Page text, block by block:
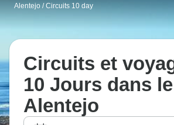
Alentejo / Circuits 10 day
Circuits et
10 Jours dans le
Alentejo